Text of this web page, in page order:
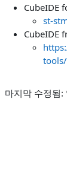
CubeIDE
st-
CubeIDE
마지막 수정됨